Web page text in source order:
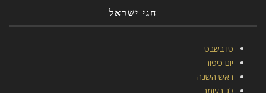
חגי ישראל
טו בשבט
יום כיפור
ראש השנה